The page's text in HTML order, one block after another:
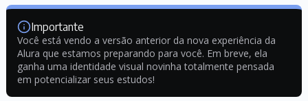
Importante
Você está vendo a versão anterior da nova experiência da
Alura que estamos preparando para você. Em breve, ela
ganha uma identidade visual novinha totalmente pensada
em potencializar seus estudos!